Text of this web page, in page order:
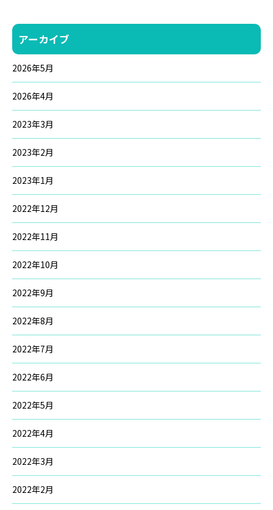
アーカイブ
2026年5月
2026年4月
2023年3月
2023年2月
2023年1月
2022年12月
2022年11月
2022年10月
2022年9月
2022年8月
2022年7月
2022年6月
2022年5月
2022年4月
2022年3月
2022年2月